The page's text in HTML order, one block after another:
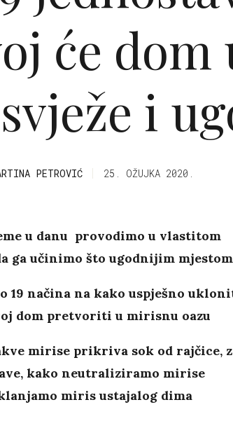
će dom
i
PETROVIĆ 25. OŽUJKA 2020.
u danu provodimo u vlastitom
ga učinimo što ugodnijim mjestom
19 načina na kako uspješno
dom pretvoriti u mirisnu oazu
mirise prikriva sok od rajčice,
kako neutraliziramo mirise
miris ustajalog dima